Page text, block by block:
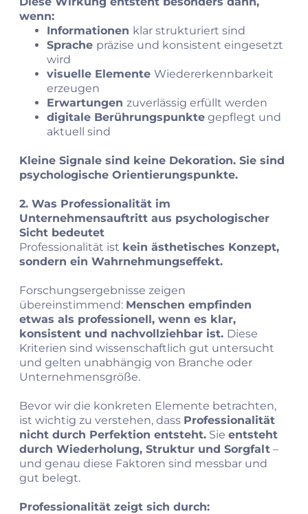
wenn:
Informationen klar strukturiert sind
Sprache präzise und konsistent eingesetzt
wird
visuelle Elemente Wiedererkennbarkeit
erzeugen
Erwartungen zuverlässig erfüllt werden
digitale Berührungspunkte gepflegt und
aktuell sind
Kleine Signale sind keine Dekoration. Sie sind
psychologische Orientierungspunkte.
2. Was Professionalität im
Unternehmensauftritt aus psychologischer
Sicht bedeutet
Professionalität ist kein ästhetisches Konzept,
sondern ein Wahrnehmungseffekt.
Forschungsergebnisse zeigen
übereinstimmend: Menschen empfinden
etwas als professionell, wenn es klar,
konsistent und nachvollziehbar ist. Diese
Kriterien sind wissenschaftlich gut untersucht
und gelten unabhängig von Branche oder
Unternehmensgröße.
Bevor wir die konkreten Elemente betrachten,
ist wichtig zu verstehen, dass Professionalität
nicht durch Perfektion entsteht. Sie entsteht
durch Wiederholung, Struktur und Sorgfalt –
und genau diese Faktoren sind messbar und
gut belegt.
Professionalität zeigt sich durch: